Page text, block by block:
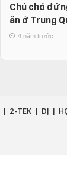
Chú chó
ăn ở Trung
4 năm trước
2-TEK DỊ